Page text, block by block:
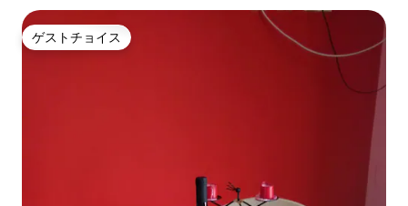
ゲストチョイス
ゲストチョイス